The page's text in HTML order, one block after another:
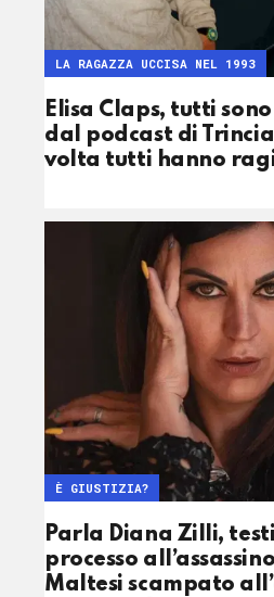
Elisa Claps, tutti
dal podcast di
volta tutti hanno
LA RAGAZZA UCCISA NEL 1993
Parla Diana Zilli,
processo
Maltesi scampato
È GIUSTIZIA?